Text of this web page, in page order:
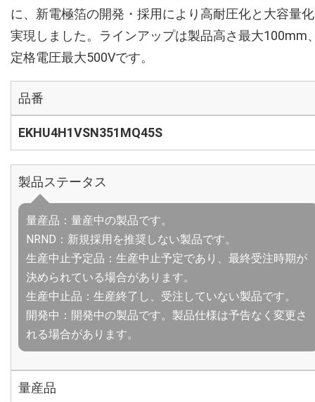
に、新電極箔の開発・採用により高耐圧化と大容量
実現しました。ラインアップは製品高さ最大100mm
定格電圧最大500Vです。
品番
EKHU4H1VSN351MQ45S
製品ステータス
量産品：量産中の製品です。
NRND：新規採用を推奨しない製品です。
生産中止予定品：生産中止予定であり、最終受注時期が
決められている場合があります。
生産中止品：生産終了し、受注していない製品です。
開発中：開発中の製品です。製品仕様は予告なく変更さ
れる場合があります。
量産品